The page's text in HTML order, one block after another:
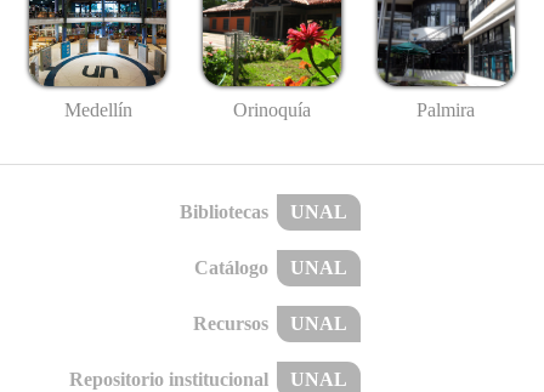
Medellín Orinoquía Palmira
Bibliotecas UNAL
Catálogo UNAL
Recursos UNAL
Repositorio institucional UNAL